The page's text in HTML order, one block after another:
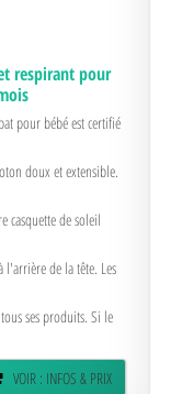
respirant pour
pour bébé est certifié
doux et extensible.
casquette de soleil
l'arrière de la tête. Les
ses produits. Si le
VOIR : INFOS & PRIX